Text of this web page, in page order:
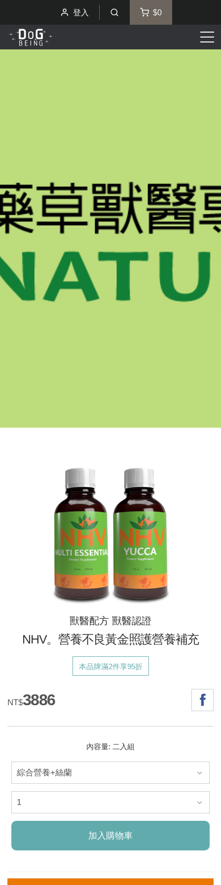
登入 $0
選
獸醫配方 獸醫認證
NHV。營養不良黃金照護營養補充
本品牌滿2件享95折
NT$3886
內容量: 二入組
加入購物車